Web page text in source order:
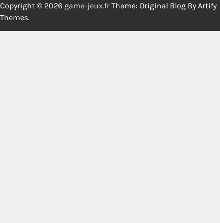
Copyright © 2026 game-jeux.fr Theme: Original Blog By Artify
Themes.